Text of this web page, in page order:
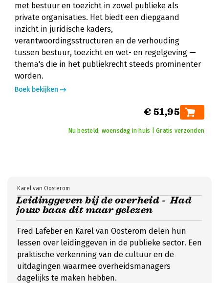
met bestuur en toezicht in zowel publieke als
private organisaties. Het biedt een diepgaand
inzicht in juridische kaders,
verantwoordingsstructuren en de verhouding
tussen bestuur, toezicht en wet- en regelgeving —
thema's die in het publiekrecht steeds prominenter
worden.
Boek bekijken
€ 51,95
Nu besteld, woensdag in huis | Gratis verzonden
Leidinggeven bij de overheid - Had
jouw baas dit maar gelezen
Karel van Oosterom
Fred Lafeber en Karel van Oosterom delen hun
lessen over leidinggeven in de publieke sector. Een
praktische verkenning van de cultuur en de
uitdagingen waarmee overheidsmanagers
dagelijks te maken hebben.